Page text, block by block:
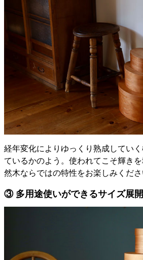
経年変化によりゆっくり熟成してい
ているかのよう。使われてこそ輝き
然木ならではの特性をお楽しみくださ
③ 多用途使いができるサイズ展開